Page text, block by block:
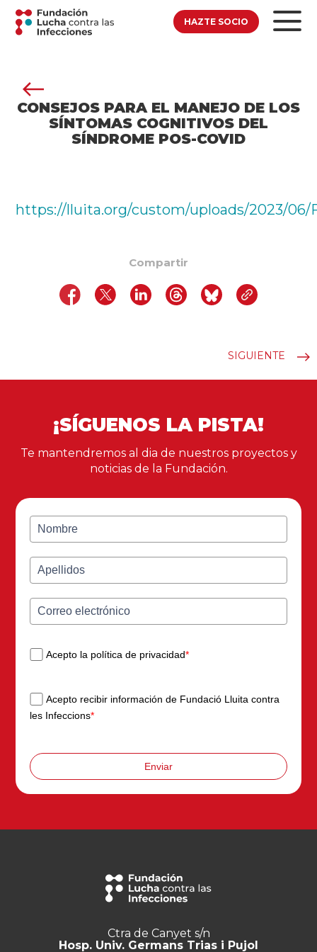
HAZTE SOCIO
CONSEJOS PARA EL MANEJO DE LOS
SÍNTOMAS COGNITIVOS DEL
SÍNDROME POS-COVID
https://lluita.org/custom/uploads/2023/06/
Compartir
SIGUIENTE
¡SÍGUENOS LA PISTA!
Te mantendremos al dia de nuestros proyectos y
noticias de la Fundación.
Acepto la política de privacidad*
Acepto recibir información de Fundació Lluita contra
les Infeccions*
Enviar
Ctra de Canyet s/n
Hosp. Univ. Germans Trias i Pujol